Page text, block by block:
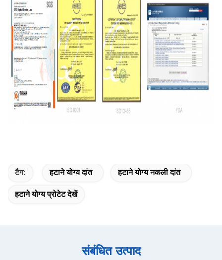
टैग: हटाने योग्य दांत हटाने योग्य नकली दांत
हटाने योग्य प्रोटेट देखें
संबंधित उत्पाद